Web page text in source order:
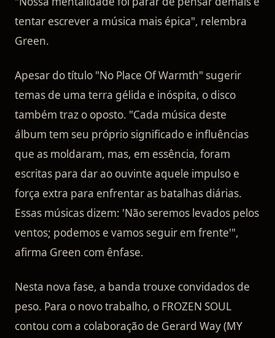
tentar escrever a música mais épica", relembra
Green.
Apesar do título "No Place Of Warmth" sugerir
temas de uma terra gélida e inóspita, o disco
também traz o oposto. "Cada música deste
álbum tem seu próprio significado e influências
que as moldaram, mas, em essência, foram
escritas para dar ao ouvinte aquele impulso e
força extra para enfrentar as batalhas diárias.
Essas músicas dizem: 'Não seremos levados pelos
ventos; podemos e vamos seguir em frente'",
afirma Green com ênfase.
Nesta nova fase, a banda trouxe convidados de
peso. Para o novo trabalho, o FROZEN SOUL
contou com a colaboração de Gerard Way (MY